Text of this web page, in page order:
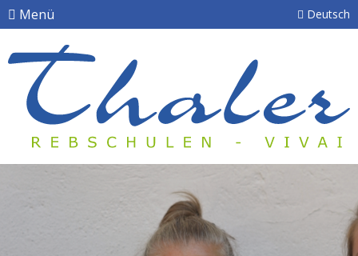
Menü Deutsch